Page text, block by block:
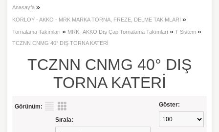
Anasayfa »
KORLOY - AKKO - MRK MARKA TORNA, FREZE, DELME TAKIMLARI »
Tornalama Takımları » MRK -AKKO Dış Çap Tornalama Takımları » T Sistem »
TCZNN CNMG 40° DIŞ TORNA KATERİ
TCZNN CNMG 40° DIŞ
TORNA KATERİ
Görünüm: Göster:
Sırala: